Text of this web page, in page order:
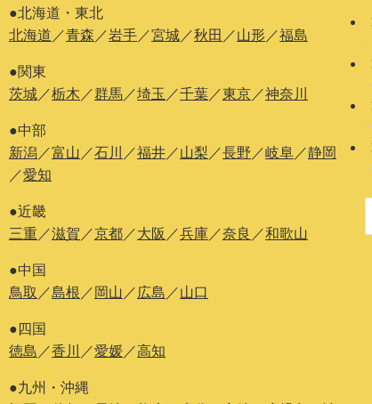
●北海道・東北
北海道 ／青森 ／岩手／宮城／秋田 ／山形／福島
●関東
茨城／栃木 ／群馬／埼玉 ／千葉 ／東京／神奈川
●中部
新潟 ／富山 ／石川 ／福井／山梨 ／長野 ／岐阜／静岡
／愛知
●近畿
三重／滋賀 ／京都／大阪 ／兵庫 ／奈良 ／和歌山
●中国
鳥取 ／島根 ／ 岡山 ／広島 ／山口
●四国
徳島 ／香川 ／愛媛／高知
●九州・沖縄